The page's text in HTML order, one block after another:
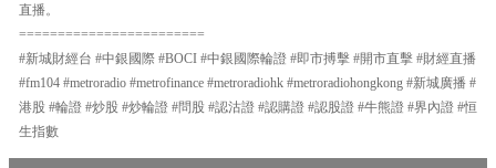
直播。
========================
#新城財經台 #中銀國際 #BOCI #中銀國際輪證 #即市搏擊 #開市直擊 #財經直播
#fm104 #metroradio #metrofinance #metroradiohk #metroradiohongkong #新城廣播 #
港股 #輪證 #炒股 #炒輪證 #問股 #認沽證 #認購證 #認股證 #牛熊證 #界內證 #恒
生指數